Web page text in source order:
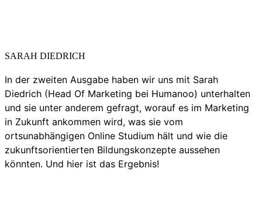
SARAH DIEDRICH
In der zweiten Ausgabe haben wir uns mit Sarah
Diedrich (Head Of Marketing bei Humanoo) unterhalten
und sie unter anderem gefragt, worauf es im Marketing
in Zukunft ankommen wird, was sie vom
ortsunabhängigen Online Studium hält und wie die
zukunftsorientierten Bildungskonzepte aussehen
könnten. Und hier ist das Ergebnis!